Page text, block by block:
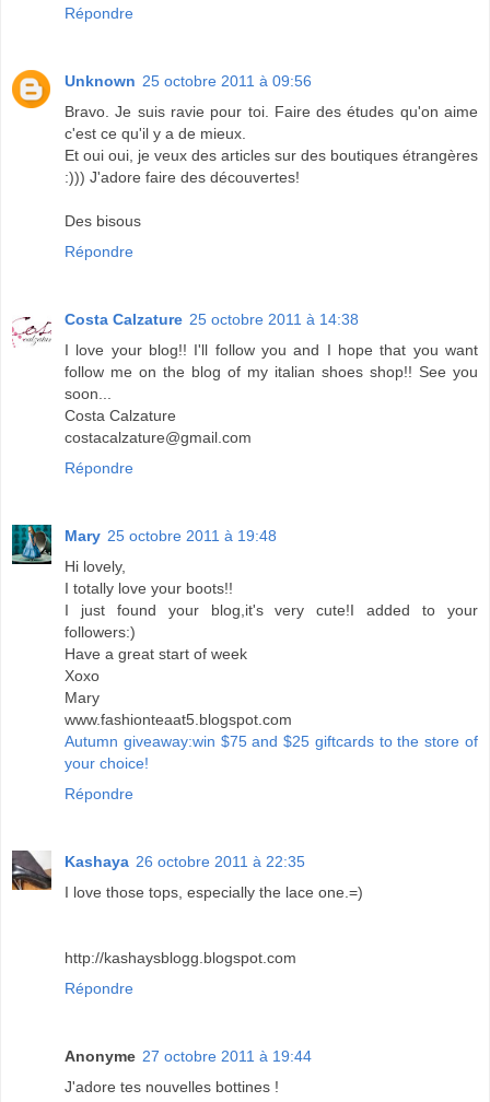
Répondre
Unknown 25 octobre 2011 à 09:56
Bravo. Je suis ravie pour toi. Faire des études qu'on aime
c'est ce qu'il y a de mieux.
Et oui oui, je veux des articles sur des boutiques étrangères
:))) J'adore faire des découvertes!
Des bisous
Répondre
Costa Calzature 25 octobre 2011 à 14:38
I love your blog!! I'll follow you and I hope that you want
follow me on the blog of my italian shoes shop!! See you
soon...
Costa Calzature
costacalzature@gmail.com
Répondre
Mary 25 octobre 2011 à 19:48
Hi lovely,
I totally love your boots!!
I just found your blog,it's very cute!I added to your
followers:)
Have a great start of week
Xoxo
Mary
www.fashionteaat5.blogspot.com
Autumn giveaway:win $75 and $25 giftcards to the store of
your choice!
Répondre
Kashaya 26 octobre 2011 à 22:35
I love those tops, especially the lace one.=)
http://kashaysblogg.blogspot.com
Répondre
Anonyme 27 octobre 2011 à 19:44
J'adore tes nouvelles bottines !